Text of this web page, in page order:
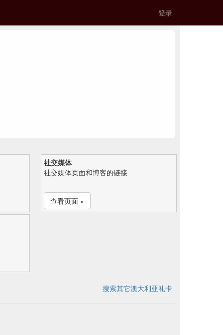
登录
社交媒体
社交媒体页面和博客的链接
查看页面 »
搜索其它澳大利亚礼卡